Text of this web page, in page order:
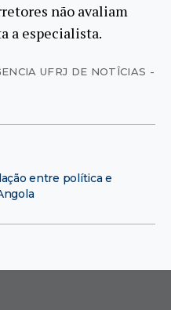
não avaliam
a especialista.
UFRJ DE NOTÎCIAS -
entre política e